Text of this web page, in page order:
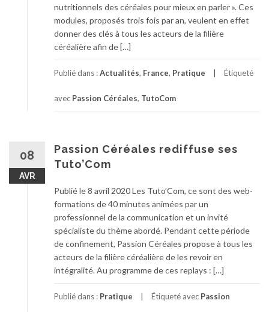
nutritionnels des céréales pour mieux en parler ». Ces
modules, proposés trois fois par an, veulent en effet
donner des clés à tous les acteurs de la filière
céréalière afin de […]
Publié dans :Actualités, France, Pratique Étiqueté
avec Passion Céréales, TutoCom
08
AVR
Passion Céréales rediffuse ses
Tuto’Com
Publié le 8 avril 2020 Les Tuto’Com, ce sont des web-
formations de 40 minutes animées par un
professionnel de la communication et un invité
spécialiste du thème abordé. Pendant cette période
de confinement, Passion Céréales propose à tous les
acteurs de la filière céréalière de les revoir en
intégralité. Au programme de ces replays : […]
Publié dans : Pratique Étiqueté avec Passion